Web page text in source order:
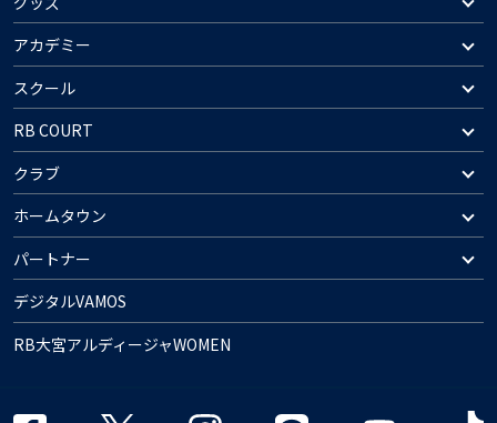
アカデミー
スクール
RB COURT
クラブ
ホームタウン
パートナー
デジタルVAMOS
RB大宮アルディージャWOMEN